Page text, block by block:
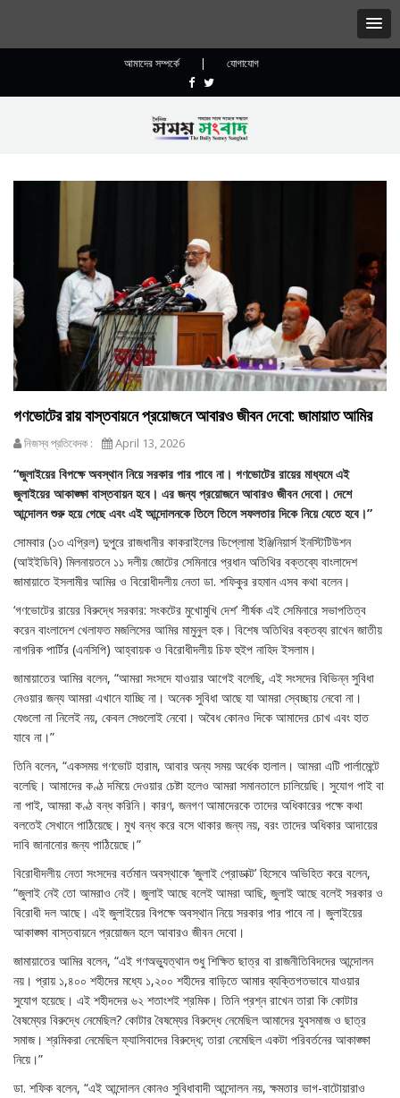
আমাদের সম্পর্কে | যোগাযোগ
গণভোটের রায় বাস্তবায়নে প্রয়োজনে আবারও জীবন দেবো: জামায়াত আমির
নিজস্ব প্রতিবেদক : April 13, 2026
“জুলাইয়ের বিপক্ষে অবস্থান নিয়ে সরকার পার পাবে না। গণভোটের রায়ের মাধ্যমে এই
জুলাইয়ের আকাঙ্ক্ষা বাস্তবায়ন হবে। এর জন্য প্রয়োজনে আবারও জীবন দেবো। দেশে
আন্দোলন শুরু হয়ে গেছে এবং এই আন্দোলনকে তিলে তিলে সফলতার দিকে নিয়ে যেতে হবে।”
সোমবার (১৩ এপ্রিল) দুপুরে রাজধানীর কাকরাইলের ডিপ্লোমা ইঞ্জিনিয়ার্স ইনস্টিটিউশন
(আইইডিবি) মিলনায়তনে ১১ দলীয় জোটের সেমিনারে প্রধান অতিথির বক্তব্যে বাংলাদেশ
জামায়াতে ইসলামীর আমির ও বিরোধীদলীয় নেতা ডা. শফিকুর রহমান এসব কথা বলেন।
‘গণভোটের রায়ের বিরুদ্ধে সরকার: সংকটের মুখোমুখি দেশ’ শীর্ষক এই সেমিনারে সভাপতিত্ব
করেন বাংলাদেশ খেলাফত মজলিসের আমির মামুনুল হক। বিশেষ অতিথির বক্তব্য রাখেন জাতীয়
নাগরিক পার্টির (এনসিপি) আহ্বায়ক ও বিরোধীদলীয় চিফ হুইপ নাহিদ ইসলাম।
জামায়াতের আমির বলেন, “আমরা সংসদে যাওয়ার আগেই বলেছি, এই সংসদের বিভিন্ন সুবিধা
নেওয়ার জন্য আমরা এখানে যাচ্ছি না। অনেক সুবিধা আছে যা আমরা স্বেচ্ছায় নেবো না।
যেগুলো না নিলেই নয়, কেবল সেগুলোই নেবো। অবৈধ কোনও দিকে আমাদের চোখ এবং হাত
যাবে না।”
তিনি বলেন, “একসময় গণভোট হারাম, আবার অন্য সময় অর্ধেক হালাল। আমরা এটি পার্লামেন্টে
বলেছি। আমাদের কণ্ঠ দমিয়ে দেওয়ার চেষ্টা হলেও আমরা সমানতালে চালিয়েছি। সুযোগ পাই বা
না পাই, আমরা কণ্ঠ বন্ধ করিনি। কারণ, জনগণ আমাদেরকে তাদের অধিকারের পক্ষে কথা
বলতেই সেখানে পাঠিয়েছে। মুখ বন্ধ করে বসে থাকার জন্য নয়, বরং তাদের অধিকার আদায়ের
দাবি জানানোর জন্য পাঠিয়েছে।”
বিরোধীদলীয় নেতা সংসদের বর্তমান অবস্থাকে ‘জুলাই প্রোডাক্ট’ হিসেবে অভিহিত করে বলেন,
“জুলাই নেই তো আমরাও নেই। জুলাই আছে বলেই আমরা আছি, জুলাই আছে বলেই সরকার ও
বিরোধী দল আছে। এই জুলাইয়ের বিপক্ষে অবস্থান নিয়ে সরকার পার পাবে না। জুলাইয়ের
আকাঙ্ক্ষা বাস্তবায়নে প্রয়োজন হলে আবারও জীবন দেবো।
জামায়াতের আমির বলেন, “এই গণঅভ্যুত্থান শুধু শিক্ষিত ছাত্র বা রাজনীতিবিদদের আন্দোলন
নয়। প্রায় ১,৪০০ শহীদের মধ্যে ১,২০০ শহীদের বাড়িতে আমার ব্যক্তিগতভাবে যাওয়ার
সুযোগ হয়েছে। এই শহীদদের ৬২ শতাংশই শ্রমিক। তিনি প্রশ্ন রাখেন তারা কি কোটার
বৈষম্যের বিরুদ্ধে নেমেছিল? কোটার বৈষম্যের বিরুদ্ধে নেমেছিল আমাদের যুবসমাজ ও ছাত্র
সমাজ। শ্রমিকরা নেমেছিল ফ্যাসিবাদের বিরুদ্ধে; তারা নেমেছিল একটা পরিবর্তনের আকাঙ্ক্ষা
নিয়ে।”
ডা. শফিক বলেন, “এই আন্দোলন কোনও সুবিধাবাদী আন্দোলন নয়, ক্ষমতার ভাগ-বাটোয়ারাও